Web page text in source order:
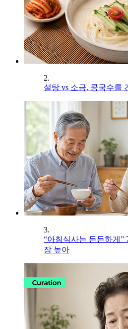
2.
설탕 vs 소금, 콩국수를
3.
“아침식사는 든든하게”
장 높아